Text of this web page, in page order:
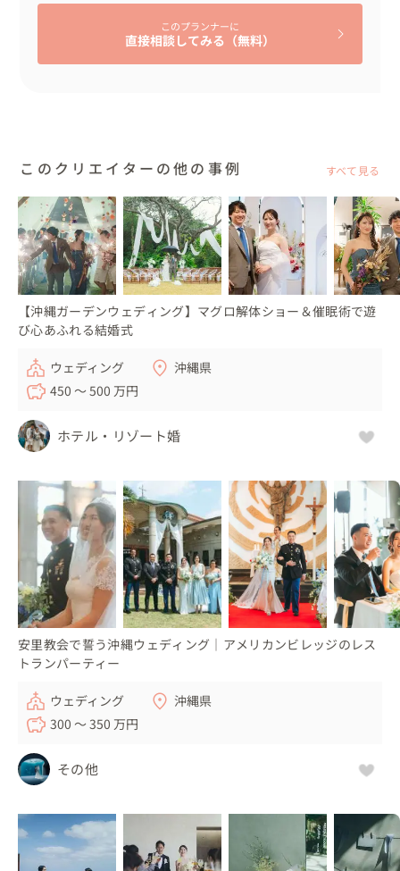
リングピロー（琉球石灰岩）は私が用意しました。
また打ち合わせ当時、私が出産直後ということもあり、た
くさんのお気遣いをいただき感謝しております😊
音楽や映像のタイミングなども丁寧に準備されたい方も、
安心してお任せください。
装飾チームもご希望に寄り添いながら、柔軟に対応してお
りますので、ぜひ安心してご相談くださいね🌺
このプランナーに
直接相談してみる（無料）
このクリエイターの他の事例 すべて見る
【沖縄ガーデンウェディング】マグロ解体ショー＆催眠術で遊
び心あふれる結婚式
ウェディング
沖縄県
450 〜 500 万円
ホテル・リゾート婚
安里教会で誓う沖縄ウェディング｜アメリカンビレッジのレス
トランパーティー
ウェディング
沖縄県
300 〜 350 万円
その他